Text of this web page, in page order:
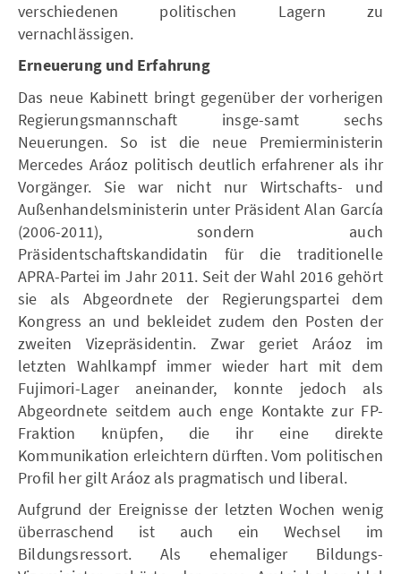
verschiedenen politischen Lagern zu
vernachlässigen.
Erneuerung und Erfahrung
Das neue Kabinett bringt gegenüber der vorherigen
Regierungsmannschaft insge-samt sechs
Neuerungen. So ist die neue Premierministerin
Mercedes Aráoz politisch deutlich erfahrener als ihr
Vorgänger. Sie war nicht nur Wirtschafts- und
Außenhandelsministerin unter Präsident Alan García
(2006-2011), sondern auch
Präsidentschaftskandidatin für die traditionelle
APRA-Partei im Jahr 2011. Seit der Wahl 2016 gehört
sie als Abgeordnete der Regierungspartei dem
Kongress an und bekleidet zudem den Posten der
zweiten Vizepräsidentin. Zwar geriet Aráoz im
letzten Wahlkampf immer wieder hart mit dem
Fujimori-Lager aneinander, konnte jedoch als
Abgeordnete seitdem auch enge Kontakte zur FP-
Fraktion knüpfen, die ihr eine direkte
Kommunikation erleichtern dürften. Vom politischen
Profil her gilt Aráoz als pragmatisch und liberal.
Aufgrund der Ereignisse der letzten Wochen wenig
überraschend ist auch ein Wechsel im
Bildungsressort. Als ehemaliger Bildungs-